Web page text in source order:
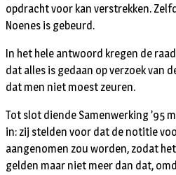
opdracht voor kan verstrekken.
Noenes is gebeurd.
In het hele antwoord kregen de
dat alles is gedaan op verzoek van
dat men niet moest zeuren.
Tot slot diende Samenwerking ’95
in: zij stelden voor dat de notitie
aangenomen zou worden, zodat
gelden maar niet meer dan dat,